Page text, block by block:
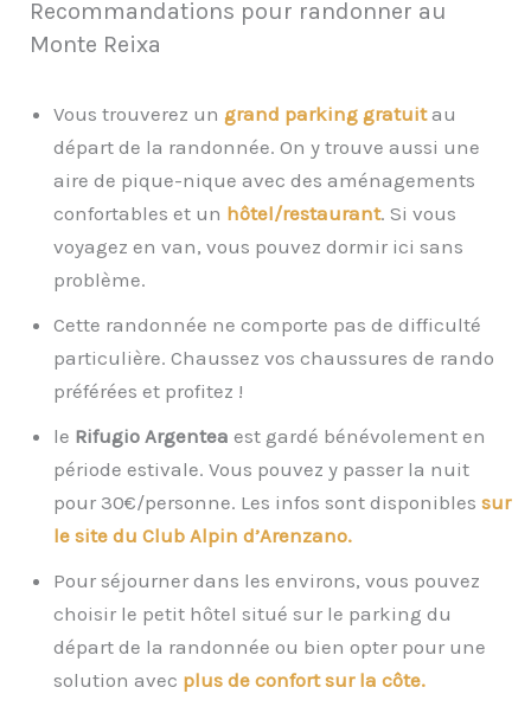
Recommandations pour randonner au
Monte Reixa
Vous trouverez un grand parking gratuitau
départ de la randonnée. On y trouve aussi une
aire de pique-nique avec des aménagements
confortables et un hôtel/restaurant. Si vous
voyagez en van, vous pouvez dormir ici sans
problème.
Cette randonnée ne comporte pas de difficulté
particulière. Chaussez vos chaussures de rando
préférées et profitez !
le Rifugio Argentea est gardé bénévolement en
période estivale. Vous pouvez y passer la nuit
pour 30€/personne. Les infos sont disponibles sur
le site du Club Alpin d’Arenzano.
Pour séjourner dans les environs, vous pouvez
choisir le petit hôtel situé sur le parking du
départ de la randonnée ou bien opter pour une
solution avec plus de confort sur la côte.